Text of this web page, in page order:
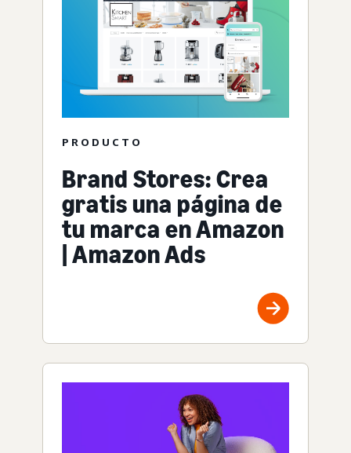
PRODUCTO
Brand Stores: Crea
gratis una página de
tu marca en Amazon
| Amazon Ads